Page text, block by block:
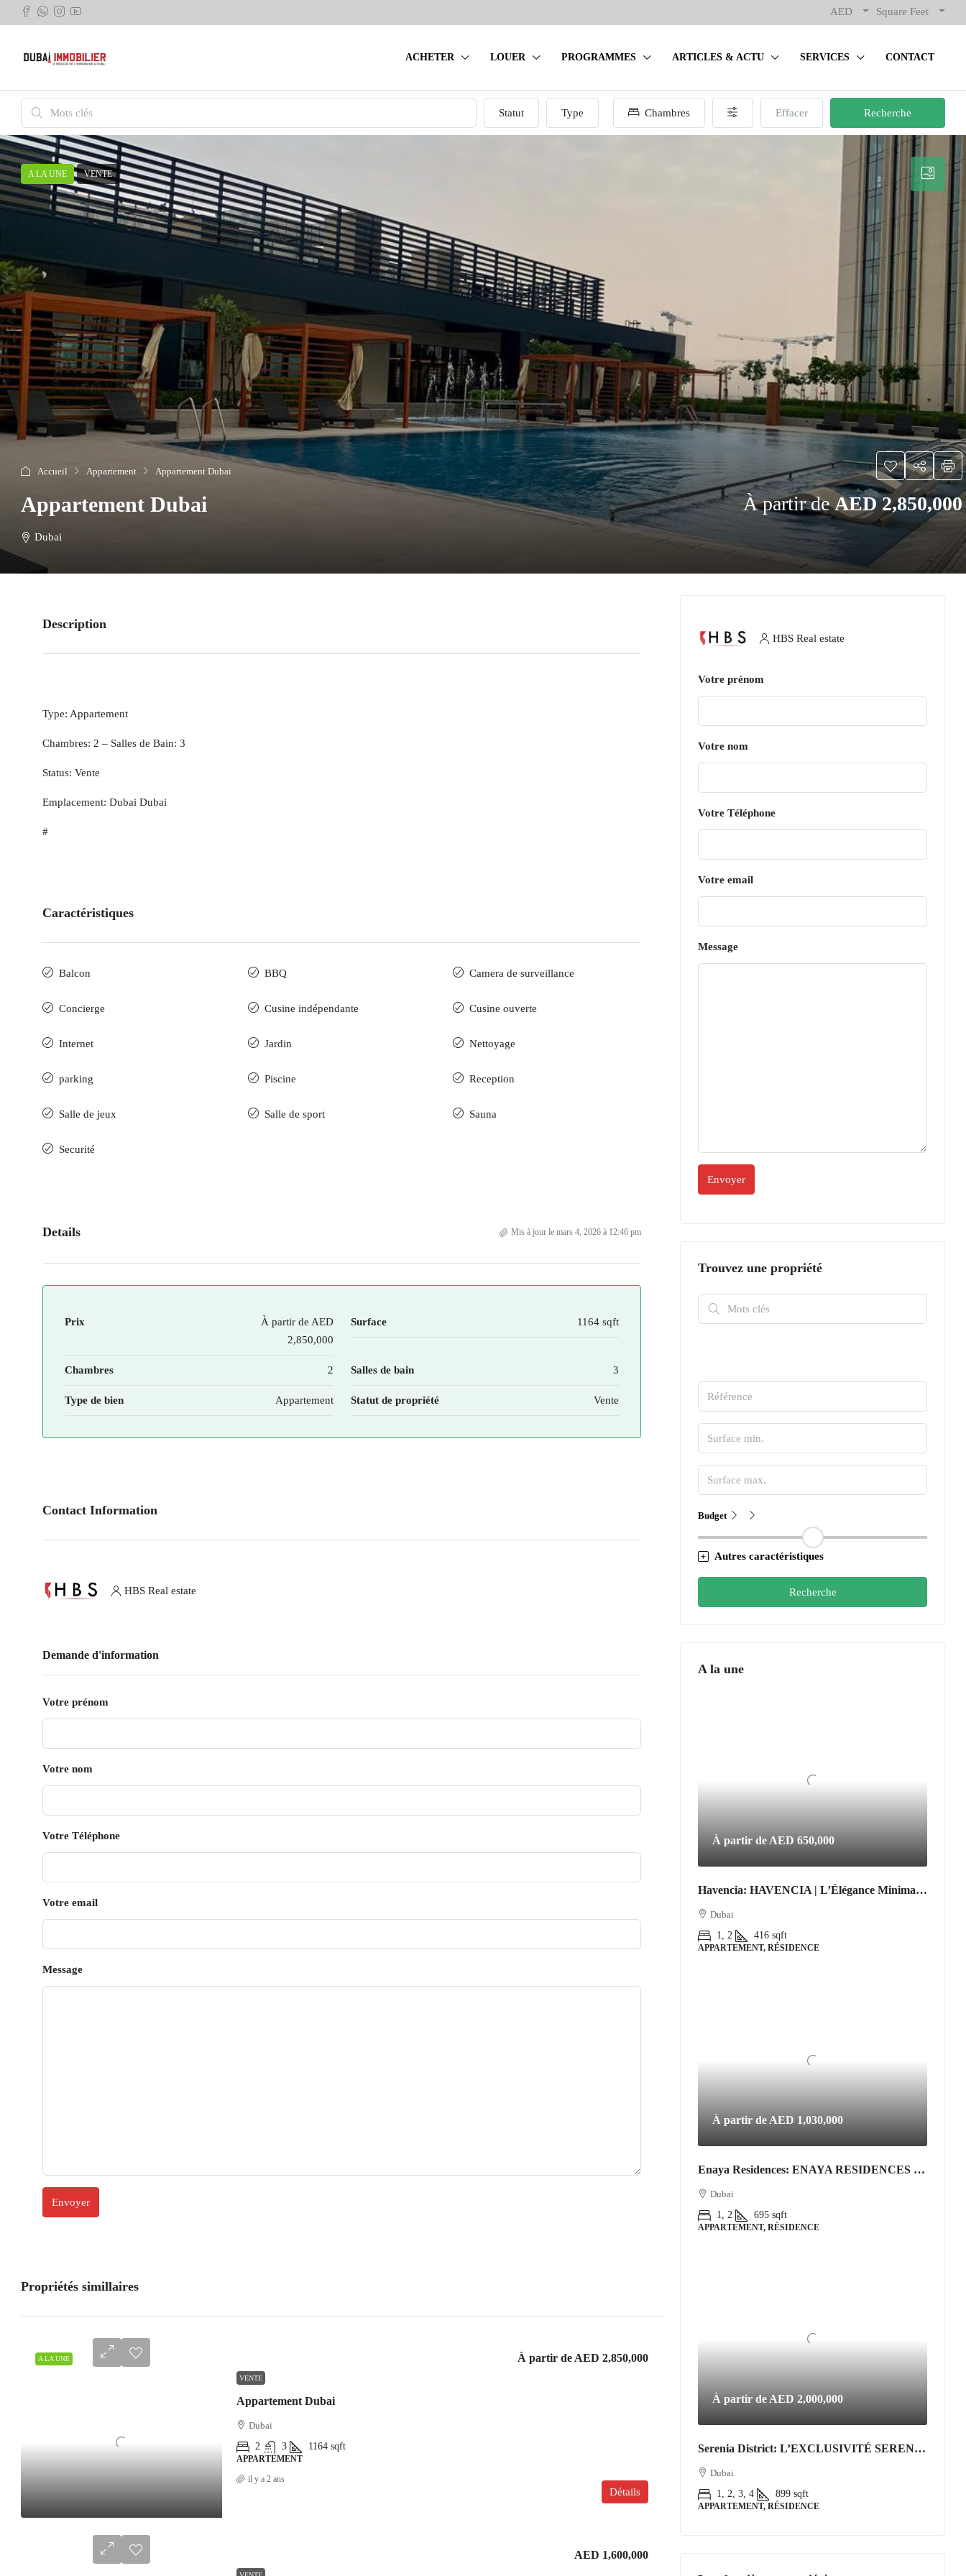
AED Square Feet
ACHETER LOUER PROGRAMMES ARTICLES & ACTU SERVICES CONTACT
Statut Type Chambres Effacer Recherche
A LA UNE VENTE
Accueil Appartement Appartement Dubai
Appartement Dubai
Dubai
À partir deAED 2,850,000
Description
Type: Appartement
Chambres: 2 – Salles de Bain: 3
Status: Vente
Emplacement: Dubai Dubai
#
Caractéristiques
Balcon BBQ Camera de surveillance
Concierge Cusine indépendante Cusine ouverte
Internet Jardin Nettoyage
parking Piscine Reception
Salle de jeux Salle de sport Sauna
Securité
Details Mis à jour le mars 4, 2026 à 12:46 pm
Prix À partir de AED
2,850,000
Surface 1164 sqft
Chambres 2 Salles de bain 3
Type de bien Appartement Statut de propriété Vente
Contact Information
HBS Real estate
Demande d'information
Votre prénom
Votre nom
Votre Téléphone
Votre email
Message
Propriétés simillaires
A LA UNE
VENTE
Appartement Dubai
À partir de AED 2,850,000
Dubai
2
3 1164 sqft
APPARTEMENT
Détails
il y a 2 ans
AED 1,600,000
HBS Real estate
Votre prénom
Votre nom
Votre Téléphone
Votre email
Message
Trouvez une propriété
Budget
Autres caractéristiques
Recherche
A la une
À partir de AED 650,000
Havencia: HAVENCIA | L’Élégance Minimaliste au Cœur du Nouveau Dubaï
Dubai
1, 2
416 sqft
APPARTEMENT, RÉSIDENCE
À partir de AED 1,030,000
Enaya Residences: ENAYA RESIDENCES • JVT DISTRICT 3
Dubai
1, 2
695 sqft
APPARTEMENT, RÉSIDENCE
À partir de AED 2,000,000
Serenia District: L’EXCLUSIVITÉ SERENIA DISTRICT | L’Art de Vivre Resort au Cœur de Jumeirah Islands
Dubai
1, 2, 3, 4
899 sqft
APPARTEMENT, RÉSIDENCE